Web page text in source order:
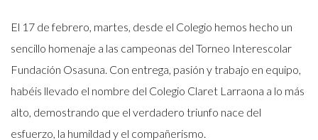
El 17 de febrero, martes, desde el Colegio hemos hecho un
sencillo homenaje a las campeonas del Torneo Interescolar
Fundación Osasuna. Con entrega, pasión y trabajo en equipo,
habéis llevado el nombre del Colegio Claret Larraona a lo más
alto, demostrando que el verdadero triunfo nace del
esfuerzo, la humildad y el compañerismo.